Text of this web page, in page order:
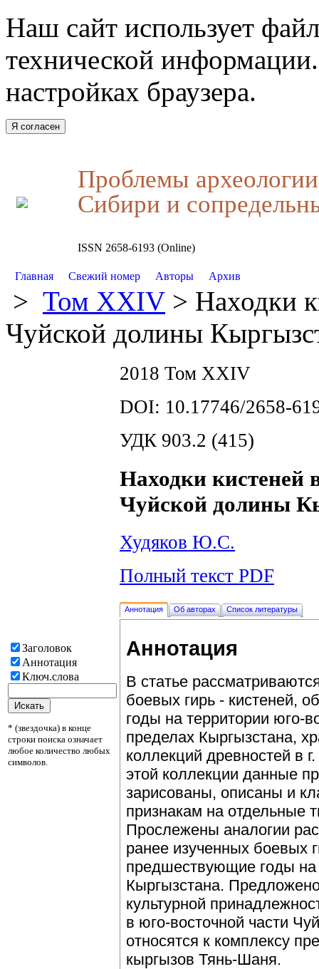
Наш сайт использует
технической
настройках браузера.
Я согласен
Проблемы
Сибири и
ISSN 2658-6193 (Online)
Главная Свежий номер Авторы Архив
> Том XXIV > Находки
Чуйской долины
Заголовок
Аннотация
Ключ.слова
* (звездочка) в конце
строки поиска означает
любое количество любых
символов.
2018 Том XXIV
DOI: 10.17746/2658-
УДК 903.2 (415)
Находки кистеней
Чуйской долины
Худяков Ю.С.
Полный текст PDF
Аннотация Об авторах Список литературы
Аннотация
В статье
боевых гирь - кистеней,
годы на территории юго-
пределах Кыргызстана,
коллекций древностей в
этой коллекции данные
зарисованы, описаны и
признакам на отдельные
Прослежены аналогии
ранее изученных боевых
предшествующие годы на
Кыргызстана.
культурной
в юго-восточной части
относятся к комплексу
кыргызов Тянь-Шаня.